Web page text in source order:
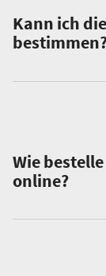
Kann ich
Wie
online?